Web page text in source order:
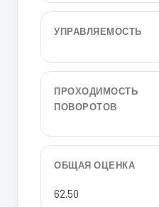
УПРАВЛЯЕМОСТЬ
ПРОХОДИМОСТЬ
ПОВОРОТОВ
ОБЩАЯ ОЦЕНКА
62.50